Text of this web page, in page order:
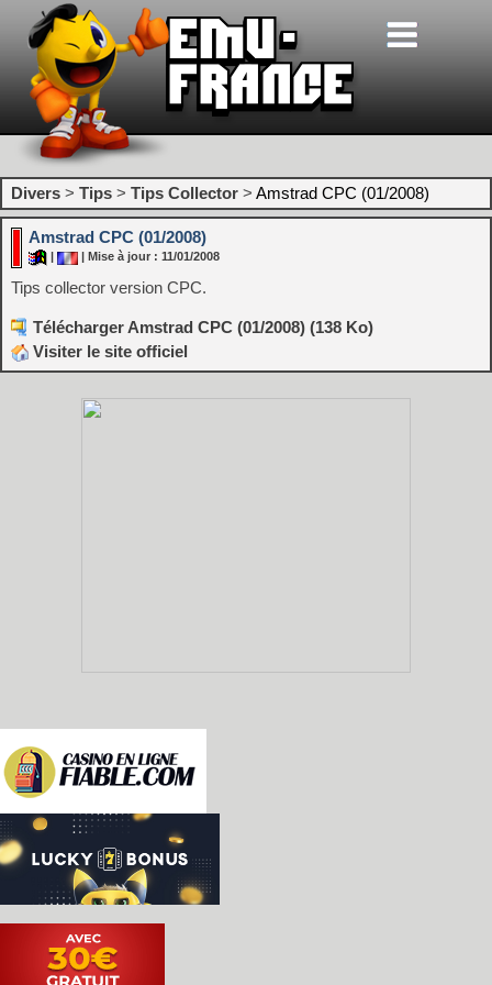
Divers > Tips > Tips Collector > Amstrad CPC (01/2008)
Amstrad CPC (01/2008)
| Mise à jour : 11/01/2008
Tips collector version CPC.
Télécharger Amstrad CPC (01/2008) (138 Ko)
Visiter le site officiel